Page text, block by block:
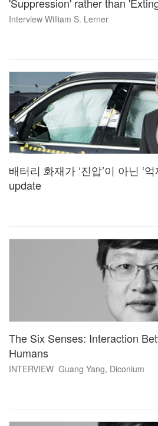
Interview William S. Lerner
배터리 화재가 ‘진압’이 아닌 ‘
update
The Six Senses: Interaction
Humans
INTERVIEW Guang Yang, Diconium